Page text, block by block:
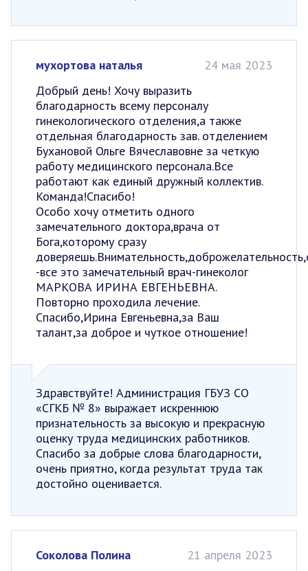
мухортова наталья
24 мая 2023
Добрый день! Хочу выразить
благодарность всему персоналу
гинекологического отделения,а также
отдельная благодарность зав. отделением
Бухановой Ольге Вячеславовне за четкую
работу медицинского персонала.Все
работают как единый дружный коллектив.
Команда!Спасибо!
Особо хочу отметить одного
замечательного доктора,врача от
Бога,которому сразу
-все это замечательный врач-гинеколог
МАРКОВА ИРИНА ЕВГЕНЬЕВНА.
Повторно проходила лечение.
Спасибо,Ирина Евгеньевна,за Ваш
талант,за доброе и чуткое отношение!
Здравствуйте! Администрация ГБУЗ СО
«СГКБ № 8» выражает искреннюю
признательность за высокую и прекрасную
оценку труда медицинских работников.
Спасибо за добрые слова благодарности,
очень приятно, когда результат труда так
достойно оценивается.
Соколова Полина
21 апреля 2023